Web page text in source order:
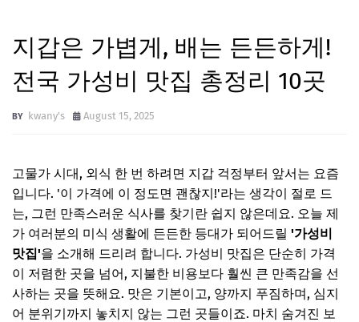
지갑은 가볍게, 배는 든든하게!
전국 가성비 맛집 총정리 10곳
kwany's August 15, 2025
고물가 시대, 외식 한 번 하려면 지갑 걱정부터 앞서는 요즘
입니다. '이 가격에 이 정도면 괜찮지!'라는 생각이 절로 드
는, 그런 만족스러운 식사를 찾기란 쉽지 않은데요. 오늘 제
가 여러분의 미식 생활에 든든한 등대가 되어드릴 '가성비
맛집'을 소개해 드리려 합니다. 가성비 맛집은 단순히 가격
이 저렴한 곳을 넘어, 지불한 비용보다 훨씬 큰 만족감을 선
사하는 곳을 뜻해요. 맛은 기본이고, 양까지 푸짐하며, 심지
어 분위기까지 놓치지 않는 그런 곳들이죠. 마치 숨겨진 보